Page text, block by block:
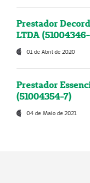
Prestador
LTDA
01 de Abril de 2020
Prestador
(51004354-7)
04 de Maio de 2021